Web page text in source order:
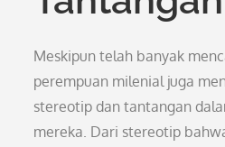
Meskipun telah banyak
perempuan milenial juga
stereotip dan tantangan
mereka. Dari stereotip